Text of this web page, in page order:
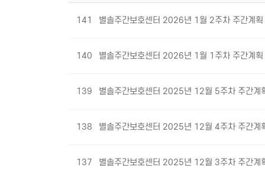
141 별솔주간보호센터 2026년 1월 2주차 주간계획
140 별솔주간보호센터 2026년 1월 1주차 주간계획
139 별솔주간보호센터 2025년 12월 5주차 주간계
138 별솔주간보호센터 2025년 12월 4주차 주간계
137 별솔주간보호센터 2025년 12월 3주차 주간계